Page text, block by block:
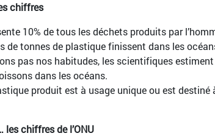
chiffres
10% de tous les déchets produits par
de tonnes de plastique finissent dans les
pas nos habitudes, les scientifiques estiment
dans les océans.
produit est à usage unique ou est
chiffres de l’ONU